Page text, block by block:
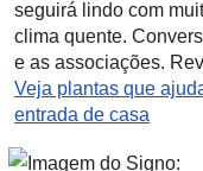
seguirá lindo com
clima quente.
e as associações.
Veja plantas que
entrada de casa